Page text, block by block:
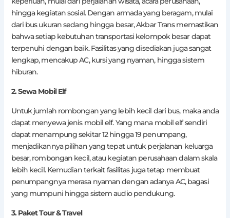
hingga kegiatan sosial. Dengan armada yang beragam, mulai
dari bus ukuran sedang hingga besar, Akbar Trans memastikan
bahwa setiap kebutuhan transportasi kelompok besar dapat
terpenuhi dengan baik. Fasilitas yang disediakan juga sangat
lengkap, mencakup AC, kursi yang nyaman, hingga sistem
hiburan.
2. Sewa Mobil Elf
Untuk jumlah rombongan yang lebih kecil dari bus, maka anda
dapat menyewa jenis mobil elf. Yang mana mobil elf sendiri
dapat menampung sekitar 12 hingga 19 penumpang,
menjadikannya pilihan yang tepat untuk perjalanan keluarga
besar, rombongan kecil, atau kegiatan perusahaan dalam skala
lebih kecil. Kemudian terkait fasilitas juga tetap membuat
penumpangnya merasa nyaman dengan adanya AC, bagasi
yang mumpuni hingga sistem audio pendukung.
3. Paket Tour & Travel